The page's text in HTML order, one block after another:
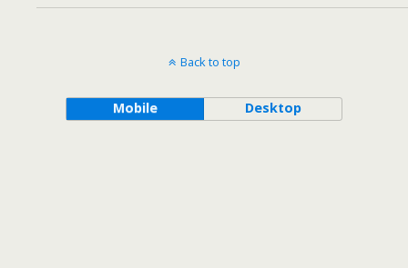
Back to top
Mobile Desktop